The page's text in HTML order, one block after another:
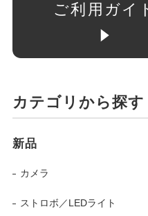
ご利用ガイ
カテゴリから探す
新品
カメラ
ストロボ／LEDライト